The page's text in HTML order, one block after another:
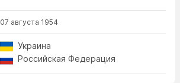
07 августа 1954
Украина
Российская Федерация